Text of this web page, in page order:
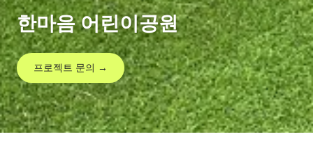
한마음 어린이공원
프로젝트 문의 →